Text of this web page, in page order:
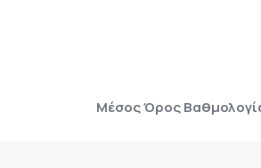
Μέσος Όρος